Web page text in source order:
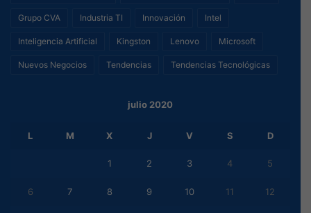
Grupo CVA Industria TI Innovación Intel
Inteligencia Artificial Kingston Lenovo Microsoft
Nuevos Negocios Tendencias Tendencias Tecnológicas
julio 2020
L M X J V S D
1 2 3 4 5
6 7 8 9 10 11 12